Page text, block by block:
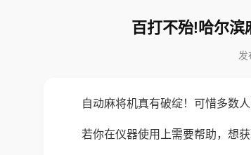
百打不殆!哈尔滨
自动麻将机真有破绽！可惜多数
若你在仪器使用上需要帮助，想